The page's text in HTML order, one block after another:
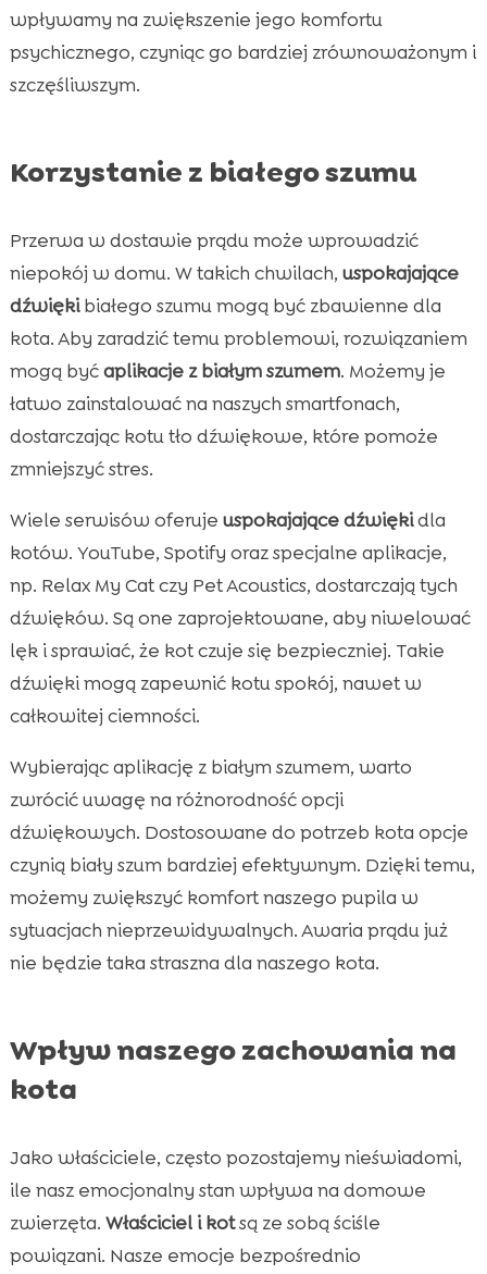
wpływamy na zwiększenie jego komfortu
psychicznego, czyniąc go bardziej zrównoważonym i
szczęśliwszym.
Korzystanie z białego szumu
Przerwa w dostawie prądu może wprowadzić
niepokój w domu. W takich chwilach, uspokajające
dźwiękibiałego szumu mogą być zbawienne dla
kota. Aby zaradzić temu problemowi, rozwiązaniem
mogą byćaplikacje z białym szumem. Możemy je
łatwo zainstalować na naszych smartfonach,
dostarczając kotu tło dźwiękowe, które pomoże
zmniejszyć stres.
Wiele serwisów oferuje uspokajające dźwiękidla
kotów. YouTube, Spotify oraz specjalne aplikacje,
np. Relax My Cat czy Pet Acoustics, dostarczają tych
dźwięków. Są one zaprojektowane, aby niwelować
lęk i sprawiać, że kot czuje się bezpieczniej. Takie
dźwięki mogą zapewnić kotu spokój, nawet w
całkowitej ciemności.
Wybierając aplikację z białym szumem, warto
zwrócić uwagę na różnorodność opcji
dźwiękowych. Dostosowane do potrzeb kota opcje
czynią biały szum bardziej efektywnym. Dzięki temu,
możemy zwiększyć komfort naszego pupila w
sytuacjach nieprzewidywalnych. Awaria prądu już
nie będzie taka straszna dla naszego kota.
Wpływ naszego zachowania na
kota
Jako właściciele, często pozostajemy nieświadomi,
ile nasz emocjonalny stan wpływa na domowe
zwierzęta. Właściciel i kotsą ze sobą ściśle
powiązani. Nasze emocje bezpośrednio